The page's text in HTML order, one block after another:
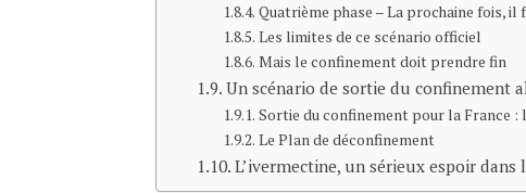
Quatrième phase – La prochaine fois, il
Les limites de ce scénario officiel
Mais le confinement doit prendre fin
Un scénario de sortie du confinement
Sortie du confinement pour la France :
Le Plan de déconfinement
L’ivermectine, un sérieux espoir